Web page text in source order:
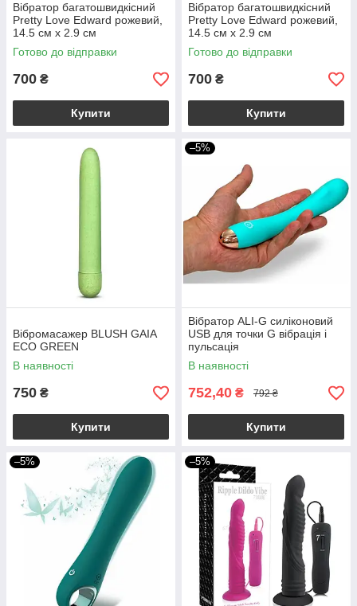
Вібратор багатошвидкісний
Pretty Love Edward рожевий,
14.5 см х 2.9 см
Готово до відправки
700 ₴
Купити
Вібратор багатошвидкісний
Pretty Love Edward рожевий,
14.5 см х 2.9 см
Готово до відправки
700 ₴
Купити
Вібромасажер BLUSH GAIA
ECO GREEN
В наявності
750 ₴
Купити
–5%
Вібратор ALI-G силіконовий
USB для точки G вібрація і
пульсація
В наявності
752,40 ₴ 792 ₴
Купити
–5% –5%